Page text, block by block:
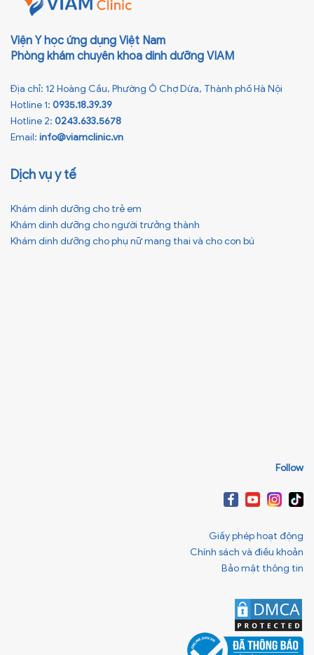
Viện Y học ứng dụng Việt Nam
Phòng khám chuyên khoa dinh dưỡng VIAM
Địa chỉ: 12 Hoàng Cầu, Phường Ô Chợ Dừa, Thành phố Hà Nội
Hotline 1: 0935.18.39.39
Hotline 2: 0243.633.5678
Email: info@viamclinic.vn
Dịch vụ y tế
Khám dinh dưỡng cho trẻ em
Khám dinh dưỡng cho người trưởng thành
Khám dinh dưỡng cho phụ nữ mang thai và cho con bú
Follow
Giấy phép hoạt động
Chính sách và điều khoản
Bảo mật thông tin